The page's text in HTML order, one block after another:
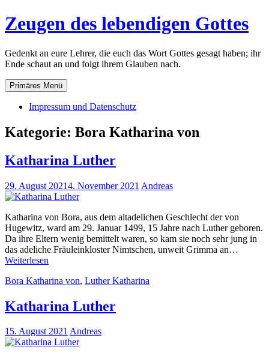
Zum
Inhalt
Zeugen des lebendigen Gottes
Gedenkt an eure Lehrer, die euch das Wort Gottes gesagt haben; ihr
Ende schaut an und folgt ihrem Glauben nach.
Primäres Menü
Impressum und Datenschutz
Kategorie: Bora Katharina von
Katharina Luther
29. August 20214. November 2021 Andreas
Katharina von Bora, aus dem altadelichen Geschlecht der von
Hugewitz, ward am 29. Januar 1499, 15 Jahre nach Luther geboren.
Da ihre Eltern wenig bemittelt waren, so kam sie noch sehr jung in
das adeliche Fräuleinkloster Nimtschen, unweit Grimma an…
Weiterlesen
Bora Katharina von, Luther Katharina
Katharina Luther
15. August 2021 Andreas